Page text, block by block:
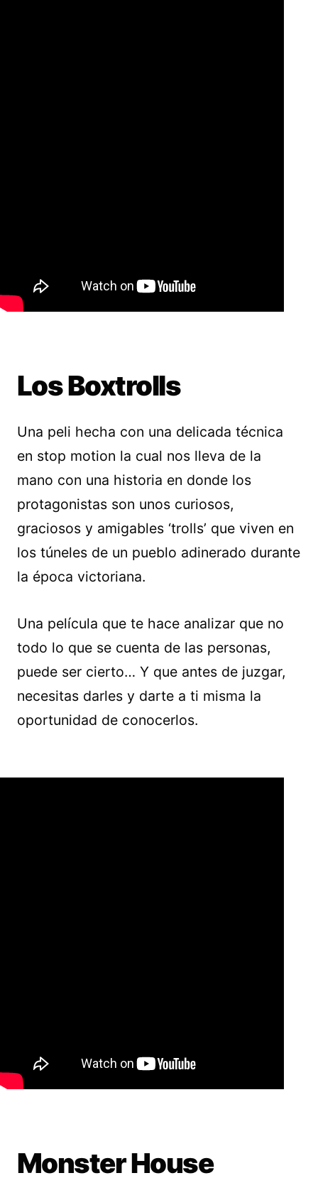
Los Boxtrolls
Una peli hecha con una delicada técnica
en stop motion la cual nos lleva de la
mano con una historia en donde los
protagonistas son unos curiosos,
graciosos y amigables ‘trolls’ que viven en
los túneles de un pueblo adinerado durante
la época victoriana.
Una película que te hace analizar que no
todo lo que se cuenta de las personas,
puede ser cierto… Y que antes de juzgar,
necesitas darles y darte a ti misma la
oportunidad de conocerlos.
Monster House